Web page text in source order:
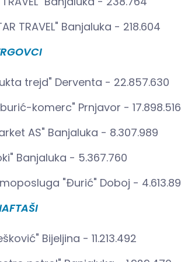
TRAVEL" Banjaluka - 218.604
trejd" Derventa - 22.857.630
komerc" Prnjavor - 17.898.516
AS" Banjaluka - 8.307.989
Banjaluka - 5.367.760
"Đurić" Doboj -
Bijeljina - 11.213.492